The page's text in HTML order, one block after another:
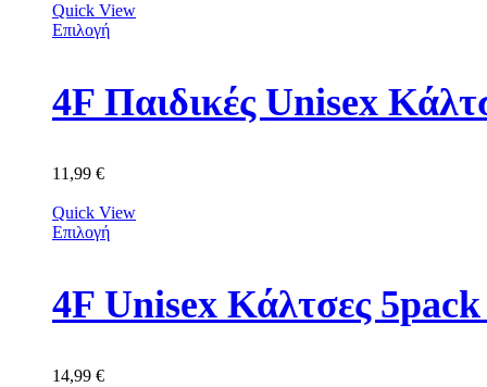
Quick View
Επιλογή
4F Παιδικές Unisex
11,99 €
Quick View
Επιλογή
4F Unisex Κάλτσες
14,99 €